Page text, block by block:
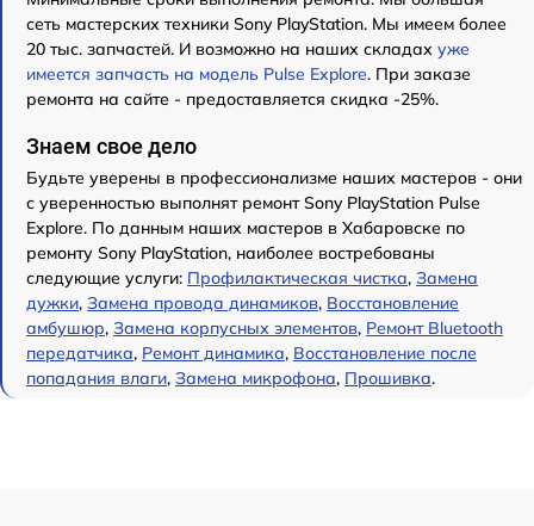
сеть мастерских техники Sony PlayStation. Мы имеем более
20 тыс. запчастей. И возможно на наших складах уже
имеется запчасть на модель Pulse Explore. При заказе
ремонта на сайте - предоставляется скидка -25%.
Знаем свое дело
Будьте уверены в профессионализме наших мастеров - они
с уверенностью выполнят ремонт Sony PlayStation Pulse
Explore. По данным наших мастеров в Хабаровске по
ремонту Sony PlayStation, наиболее востребованы
следующие услуги: Профилактическая чистка, Замена
дужки, Замена провода динамиков, Восстановление
амбушюр, Замена корпусных элементов, Ремонт Bluetooth
передатчика, Ремонт динамика, Восстановление после
попадания влаги, Замена микрофона, Прошивка.